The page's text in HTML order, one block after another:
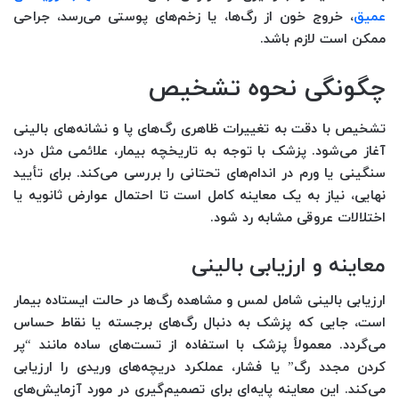
عمیق، خروج خون از رگ‌ها، یا زخم‌های پوستی می‌رسد، جراحی
ممکن است لازم باشد.
چگونگی نحوه تشخیص
تشخیص با دقت به تغییرات ظاهری رگ‌های پا و نشانه‌های بالینی
آغاز می‌شود. پزشک با توجه به تاریخچه بیمار، علائمی مثل درد،
سنگینی یا ورم در اندام‌های تحتانی را بررسی می‌کند. برای تأیید
نهایی، نیاز به یک معاینه کامل است تا احتمال عوارض ثانویه یا
اختلالات عروقی مشابه رد شود.
معاینه و ارزیابی بالینی
ارزیابی بالینی شامل لمس و مشاهده رگ‌ها در حالت ایستاده بیمار
است، جایی که پزشک به دنبال رگ‌های برجسته یا نقاط حساس
می‌گردد. معمولاً پزشک با استفاده از تست‌های ساده مانند “پر
کردن مجدد رگ” یا فشار، عملکرد دریچه‌های وریدی را ارزیابی
می‌کند. این معاینه پایه‌ای برای تصمیم‌گیری در مورد آزمایش‌های